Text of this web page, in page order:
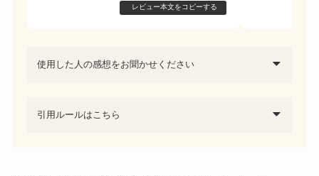
レビュー本文をコピーする
使用した人の感想をお聞かせください
引用ルールはこちら